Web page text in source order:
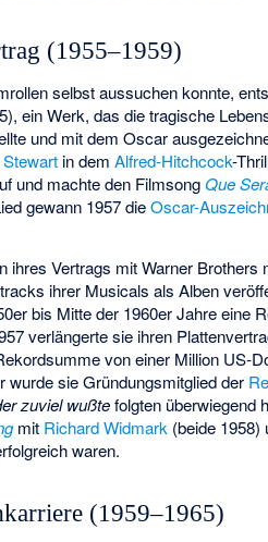
(1955–1959)
selbst aussuchen konnte,
ein Werk, das die tragische
und mit dem Oscar
in demAlfred-Hitchcock-
und machte den FilmsongQue
gewann 1957 dieOscar-
ihres Vertrags mit Warner Brothers
ihrer Musicals als Alben
bis Mitte der 1960er Jahre eine
verlängerte sie ihren
von einer Million US-
wurde sie Gründungsmitglied der
zuviel wußtefolgten überwiegend
mit Richard Widmark (beide
waren.
(1959–1965)